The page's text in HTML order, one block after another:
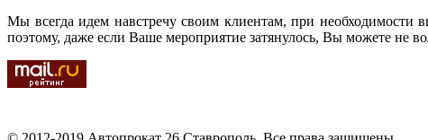
Мы всегда идем навстречу своим клиентам, при необходимости
поэтому, даже если Ваше мероприятие затянулось, Вы можете не